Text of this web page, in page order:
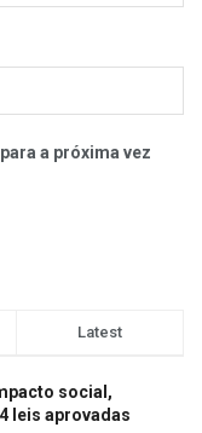
a próxima vez
Latest
social,
leis aprovadas